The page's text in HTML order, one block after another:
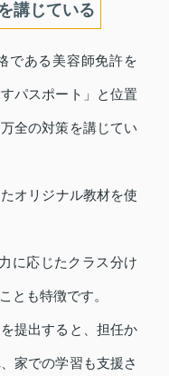
講じている
である美容師免許を
パスポート」と位置
全の対策を講じてい
オリジナル教材を使
に応じたクラス分け
とも特徴です。
提出すると、担任か
家での学習も支援さ